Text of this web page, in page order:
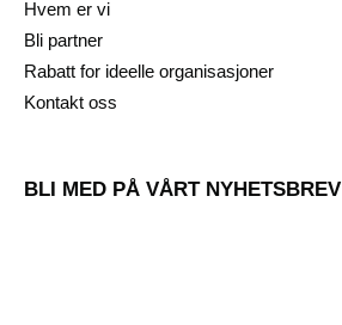
Hvem er vi
Bli partner
Rabatt for ideelle organisasjoner
Kontakt oss
BLI MED PÅ VÅRT NYHETSBREV